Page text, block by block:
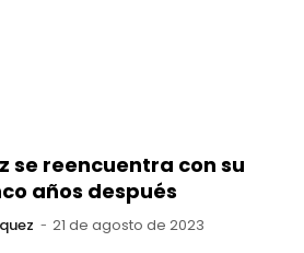
se reencuentra con su
años después
21 de agosto de 2023